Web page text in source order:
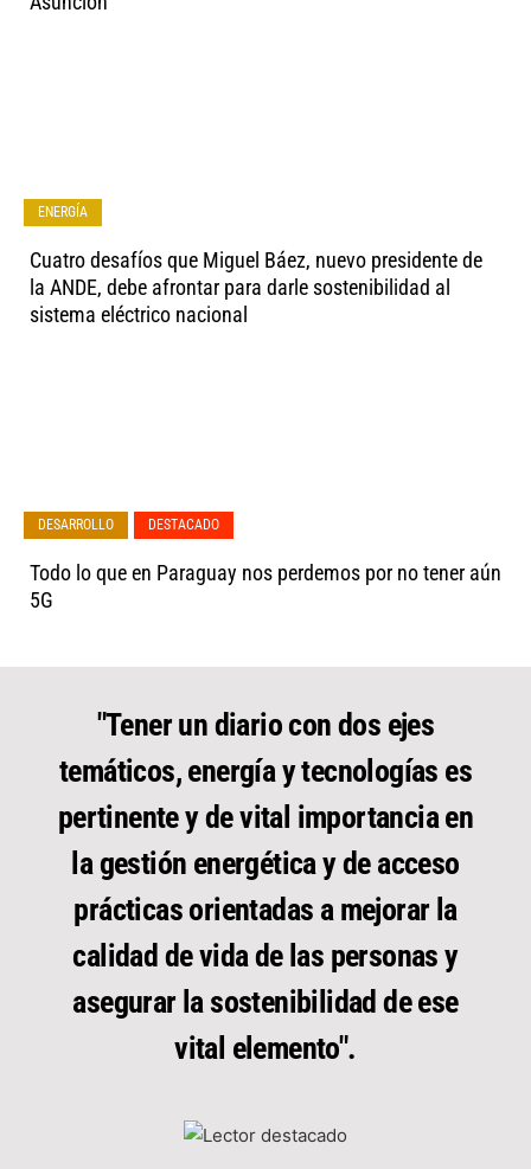
Cuatro desafíos que Miguel Báez, nuevo presidente de
la ANDE, debe afrontar para darle sostenibilidad al
sistema eléctrico nacional
ENERGÍA
Todo lo que en Paraguay nos perdemos por no tener aún
5G
DESARROLLO DESTACADO
"Tener un diario con dos ejes
temáticos, energía y tecnologías es
pertinente y de vital importancia en
la gestión energética y de acceso
prácticas orientadas a mejorar la
calidad de vida de las personas y
asegurar la sostenibilidad de ese
vital elemento".